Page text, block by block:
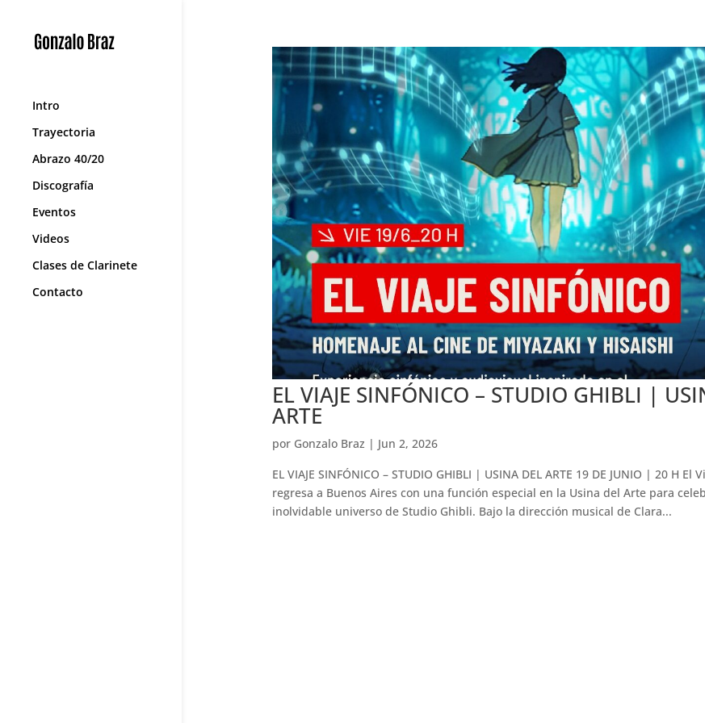
Intro
Trayectoria
Abrazo 40/20
Discografía
Eventos
Videos
Clases de Clarinete
Contacto
EL VIAJE SINFÓNICO – STUDIO GHIBLI |
ARTE
por Gonzalo Braz | Jun 2, 2026
EL VIAJE SINFÓNICO – STUDIO GHIBLI | USINA DEL ARTE 19 DE JUNIO | 20 H El
regresa a Buenos Aires con una función especial en la Usina del Arte para
inolvidable universo de Studio Ghibli. Bajo la dirección musical de Clara...